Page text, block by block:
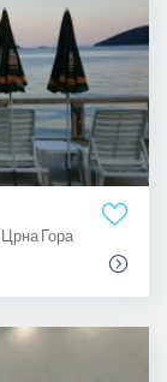
Гора